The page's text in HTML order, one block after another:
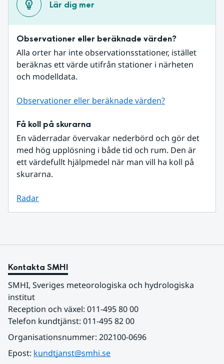
Lär dig mer
Observationer eller beräknade värden?
Alla orter har inte observationsstationer, istället
beräknas ett värde utifrån stationer i närheten
och modelldata.
Observationer eller beräknade värden?
Få koll på skurarna
En väderradar övervakar nederbörd och gör det
med hög upplösning i både tid och rum. Den är
ett värdefullt hjälpmedel när man vill ha koll på
skurarna.
Radar
Kontakta SMHI
SMHI, Sveriges meteorologiska och hydrologiska
institut
Reception och växel: 011-495 80 00
Telefon kundtjänst: 011-495 82 00
Organisationsnummer: 202100-0696
Epost: kundtjanst@smhi.se